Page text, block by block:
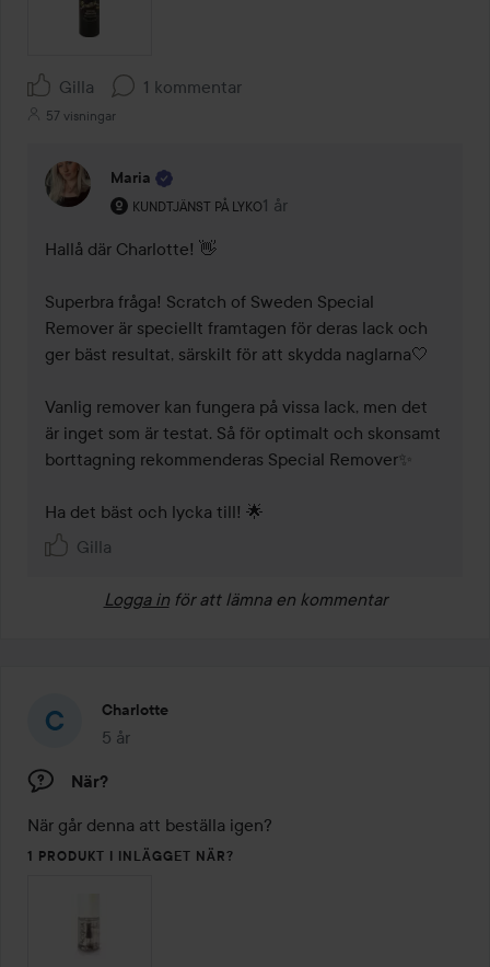
Gilla 1 kommentar
57 visningar
Maria
KUNDTJÄNST PÅ LYKO
Användarens roll: Kundtjänst på Lyko.
1 år
Kommentaren lades 1 år
Hallå där Charlotte! 👋
Superbra fråga! Scratch of Sweden Special
Remover är speciellt framtagen för deras lack och
ger bäst resultat, särskilt för att skydda naglarna🤍
Vanlig remover kan fungera på vissa lack, men det
är inget som är testat. Så för optimalt och skonsamt
borttagning rekommenderas Special Remover✨
Ha det bäst och lycka till! 🌟
Gilla
Logga in för att lämna en kommentar
Charlotte
5 år
Inlägget skapades 5 år
När?
När går denna att beställa igen?
1 PRODUKT I INLÄGGET NÄR?